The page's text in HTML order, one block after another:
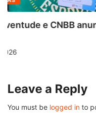
Escala
1 de maio
Leave a Reply
You must be logged in to